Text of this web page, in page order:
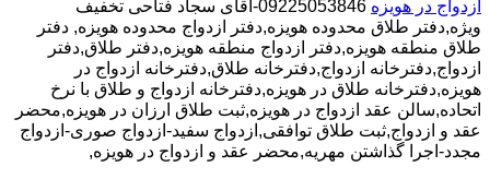
ازدواج در هویزه
09225053846-آقای سجاد فتاحی تخفیف
ویژه,دفتر طلاق محدوده هویزه,دفتر ازدواج محدوده هویزه, دفتر
طلاق منطقه هویزه,دفتر ازدواج منطقه هویزه,دفتر طلاق,دفتر
ازدواج,دفترخانه ازدواج,دفترخانه طلاق,دفترخانه ازدواج در
هویزه,دفترخانه طلاق در هویزه,دفترخانه ازدواج و طلاق با نرخ
اتحاده,سالن عقد ازدواج در هویزه,ثبت طلاق ارزان در هویزه,محضر
عقد و ازدواج,ثبت طلاق توافقی,ازدواج سفید-ازدواج صوری-ازدواج
مجدد-اجرا گذاشتن مهریه,محضر عقد و ازدواج در هویزه,